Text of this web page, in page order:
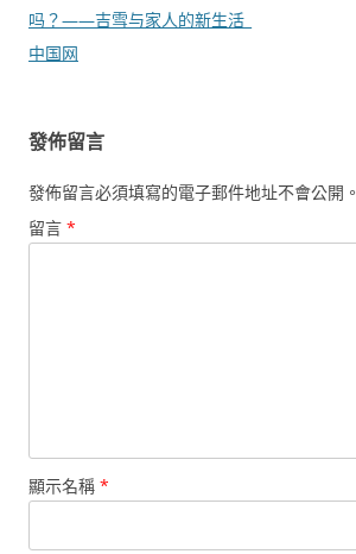
導
覽
吗？——吉雪与家人的新生活_
中国网
發佈留言
發佈留言必須填寫的電子郵件地址不會公開。
留言 *
顯示名稱 *